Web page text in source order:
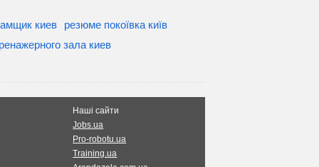
киев
резюме покоївка київ
зала киев
Наші сайти
Jobs.ua
Pro-robotu.ua
Training.ua